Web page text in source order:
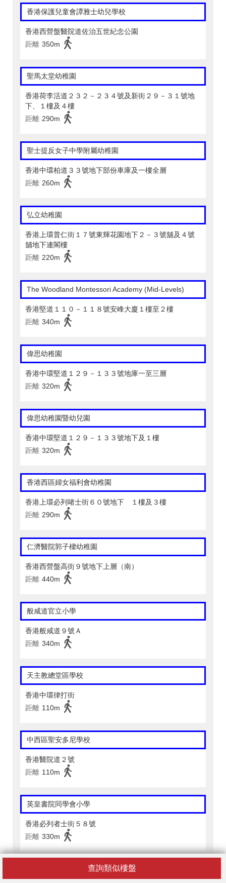
查詢類似樓盤
香港保護兒童會譚雅士幼兒學校
香港西營盤醫院道佐治五世紀念公園
距離 350m
聖馬太堂幼稚園
香港荷李活道２３２－２３４號及新街２９－３１號地
下、１樓及４樓
距離 290m
聖士提反女子中學附屬幼稚園
香港中環柏道３３號地下部份車庫及一樓全層
距離 260m
弘立幼稚園
香港上環普仁街１７號東輝花園地下２－３號舖及４號
舖地下連閣樓
距離 220m
The Woodland Montessori Academy (Mid-Levels)
香港堅道１１０－１１８號安峰大廈１樓至２樓
距離 340m
偉思幼稚園
香港中環堅道１２９－１３３號地庫一至三層
距離 320m
偉思幼稚園暨幼兒園
香港中環堅道１２９－１３３號地下及１樓
距離 320m
香港西區婦女福利會幼稚園
香港上環必列啫士街６０號地下 １樓及３樓
距離 290m
仁濟醫院郭子樑幼稚園
香港西營盤高街９號地下上層（南）
距離 440m
般咸道官立小學
香港般咸道９號Ａ
距離 340m
天主教總堂區學校
香港中環律打街
距離 110m
中西區聖安多尼學校
香港醫院道２號
距離 110m
英皇書院同學會小學
香港必列者士街５８號
距離 330m
英皇書院同學會小學(二校)